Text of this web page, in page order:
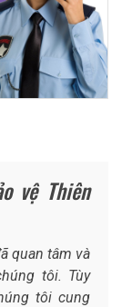
vệ Thiên
quan tâm và
tôi. Tùy
tôi cung